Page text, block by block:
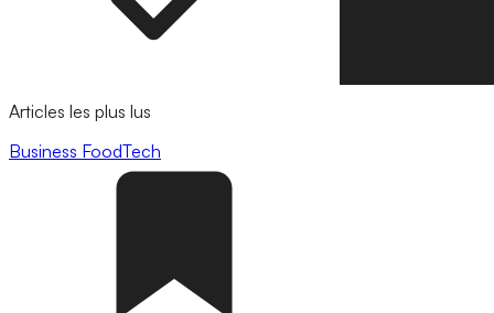
Articles les plus lus
Business FoodTech